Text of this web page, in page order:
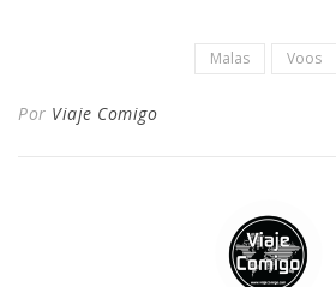
Malas Voos
Por Viaje Comigo